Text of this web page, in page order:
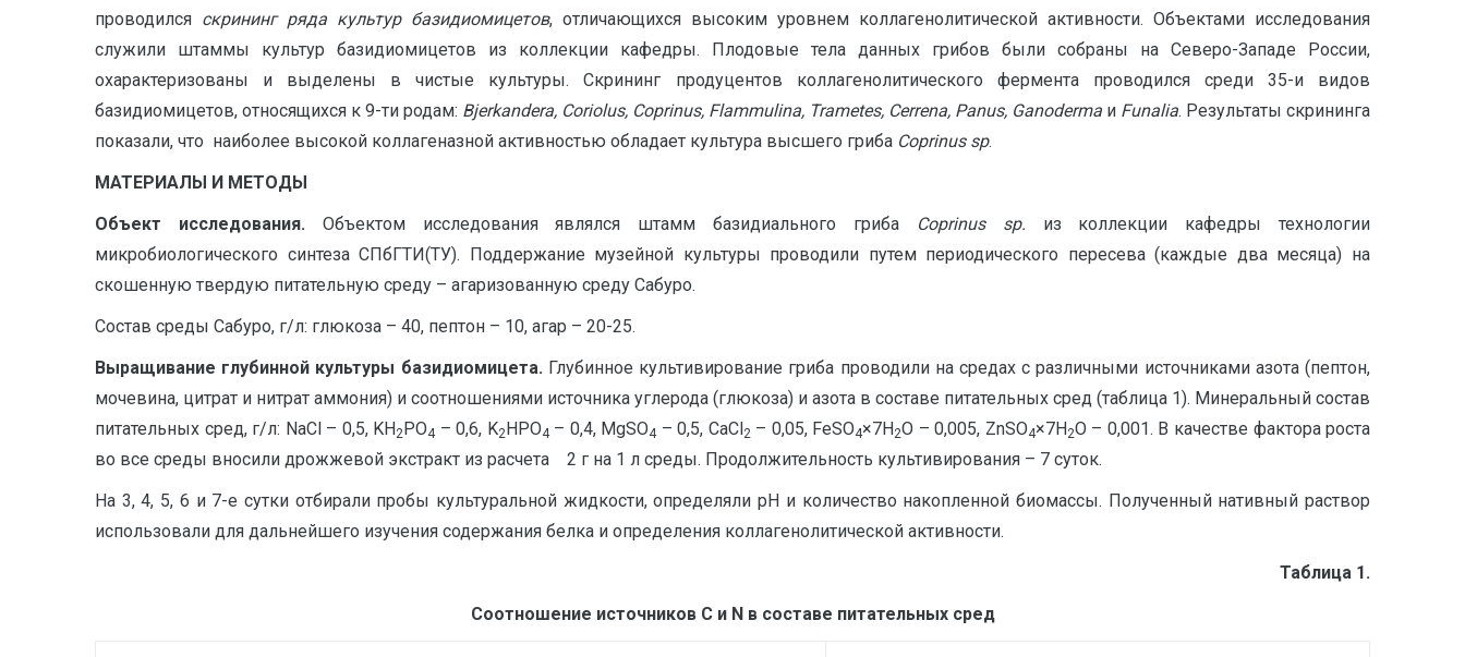
проводился скрининг ряда культур базидиомицетов, отличающихся высоким уровнем коллагенолитической активности. Объектами исследования
служили штаммы культур базидиомицетов из коллекции кафедры. Плодовые тела данных грибов были собраны на Северо-Западе России,
охарактеризованы и выделены в чистые культуры. Скрининг продуцентов коллагенолитического фермента проводился среди 35-и видов
базидиомицетов, относящихся к 9-ти родам: Bjerkandera, Coriolus, Coprinus, Flammulina, Trametes, Cerrena, Panus, Ganoderma и Funalia. Результаты скрининга
показали, что наиболее высокой коллагеназной активностью обладает культура высшего гриба Coprinus sp.
МАТЕРИАЛЫ И МЕТОДЫ
Объект исследования. Объектом исследования являлся штамм базидиального гриба Coprinus sp. из коллекции кафедры технологии
микробиологического синтеза СПбГТИ(ТУ). Поддержание музейной культуры проводили путем периодического пересева (каждые два месяца) на
скошенную твердую питательную среду – агаризованную среду Сабуро.
Состав среды Сабуро, г/л: глюкоза – 40, пептон – 10, агар – 20-25.
Выращивание глубинной культуры базидиомицета. Глубинное культивирование гриба проводили на средах с различными источниками азота (пептон,
мочевина, цитрат и нитрат аммония) и соотношениями источника углерода (глюкоза) и азота в составе питательных сред (таблица 1). Минеральный состав
питательных сред, г/л: NaCl – 0,5, KH2PO4 – 0,6, K2HPO4 – 0,4, MgSO4 – 0,5, CaCl2 – 0,05, FeSO4×7H2O – 0,005, ZnSO4×7H2O – 0,001. В качестве фактора роста
во все среды вносили дрожжевой экстракт из расчета 2 г на 1 л среды. Продолжительность культивирования – 7 суток.
На 3, 4, 5, 6 и 7-е сутки отбирали пробы культуральной жидкости, определяли pH и количество накопленной биомассы. Полученный нативный раствор
использовали для дальнейшего изучения содержания белка и определения коллагенолитической активности.
Таблица 1.
Соотношение источников Cи N в составе питательных сред